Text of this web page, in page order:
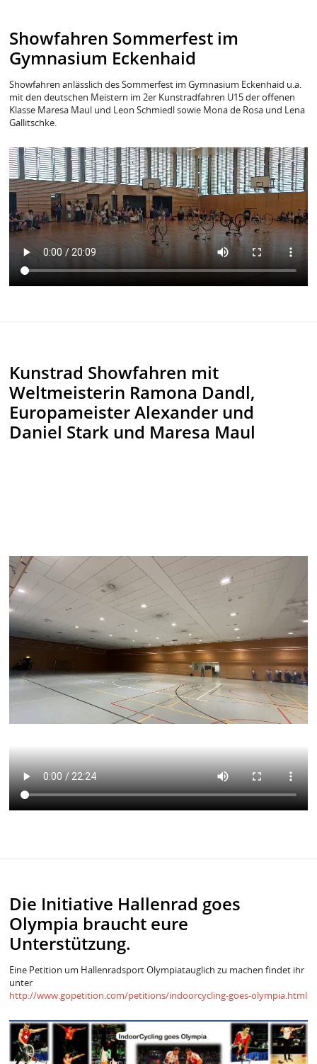
Showfahren Sommerfest im
Gymnasium Eckenhaid
Showfahren anlässlich des Sommerfest im Gymnasium Eckenhaid u.a.
mit den deutschen Meistern im 2er Kunstradfahren U15 der offenen
Klasse Maresa Maul und Leon Schmiedl sowie Mona de Rosa und Lena
Gallitschke.
Kunstrad Showfahren mit
Weltmeisterin Ramona Dandl,
Europameister Alexander und
Daniel Stark und Maresa Maul
Die Initiative Hallenrad goes
Olympia braucht eure
Unterstützung.
Eine Petition um Hallenradsport Olympiatauglich zu machen findet ihr
unter
http://www.gopetition.com/petitions/indoorcycling-goes-olympia.html